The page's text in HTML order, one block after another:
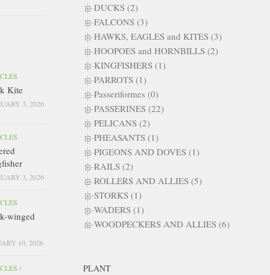
DUCKS (2)
FALCONS (3)
HAWKS, EAGLES and KITES (3)
HOOPOES and HORNBILLS (2)
KINGFISHERS (1)
PARROTS (1)
Passeriformes (0)
PASSERINES (22)
PELICANS (2)
PHEASANTS (1)
PIGEONS AND DOVES (1)
RAILS (2)
ROLLERS AND ALLIES (5)
STORKS (1)
WADERS (1)
WOODPECKERS AND ALLIES (6)
PLANT
Kite
3, 2026
3, 2026
winged
10, 2026
/